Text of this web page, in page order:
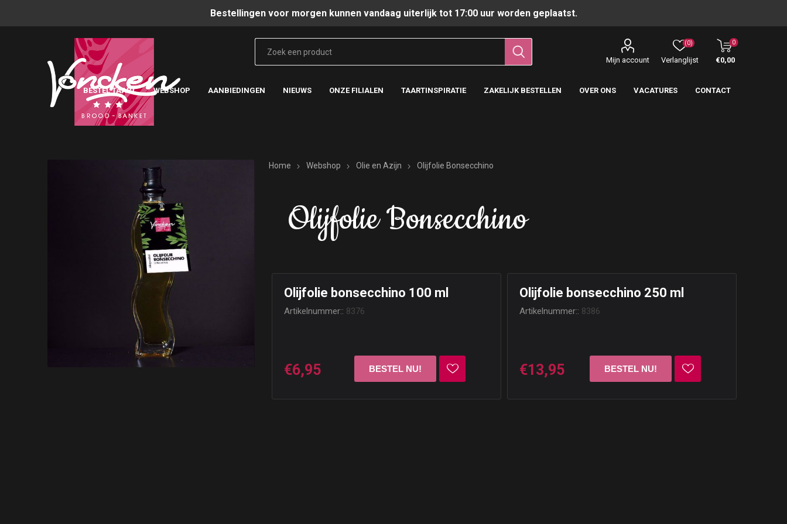
Bestellingen voor morgen kunnen vandaag uiterlijk tot 17:00 uur worden geplaatst.
Mijn account Verlanglijst
(0) 0
€0,00
BESTEL TAART WEBSHOP AANBIEDINGEN NIEUWS ONZE FILIALEN TAARTINSPIRATIE ZAKELIJK BESTELLEN OVER ONS VACATURES CONTACT
Home Webshop Olie en Azijn Olijfolie Bonsecchino
Olijfolie Bonsecchino
Olijfolie bonsecchino 100 ml
Artikelnummer:: 8376
€6,95
Olijfolie bonsecchino 250 ml
Artikelnummer:: 8386
€13,95